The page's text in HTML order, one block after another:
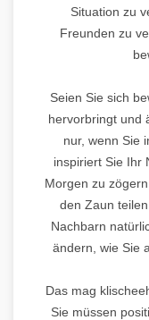
Situation zu
Freunden zu
Seien Sie sich
hervorbringt und
nur, wenn Sie
inspiriert Sie Ihr
Morgen zu
den Zaun
Nachbarn
ändern, wie Sie
Das mag
Sie müssen